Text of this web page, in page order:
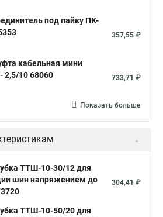
под пайку ПК-
357,55 ₽
кабельная мини
2,5/10 68060
733,71 ₽
Показать больше
ТТШ-10-30/12 для
шин напряжением до
304,41 ₽
ТТШ-10-50/20 для